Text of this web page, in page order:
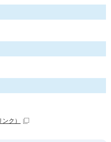
ンク）